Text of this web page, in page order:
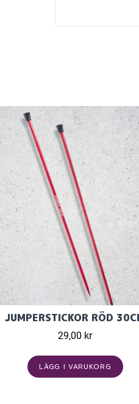
JUMPERSTICKOR RÖD
29,00 kr
LÄGG I VARUKORG